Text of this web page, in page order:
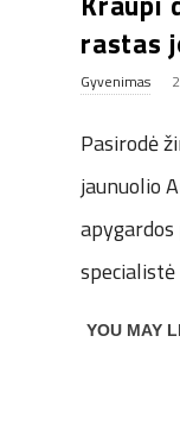
rastas
Gyvenimas
Pasirodė
jaunuolio